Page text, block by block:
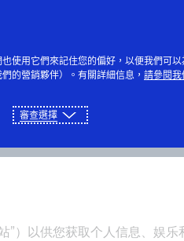
以供您获取个人信息、娱
使用它們來記住您的偏好，以便我們可
的營銷夥伴）。有關詳細信息， 請參閱我
審查選擇